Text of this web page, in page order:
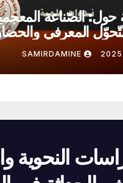
حول: الصّناعة
المعرفي
SAMIRDAMINE
النحوية